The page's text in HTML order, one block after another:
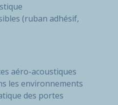
(ruban adhésif,
aéro-acoustiques
les environnements
des portes